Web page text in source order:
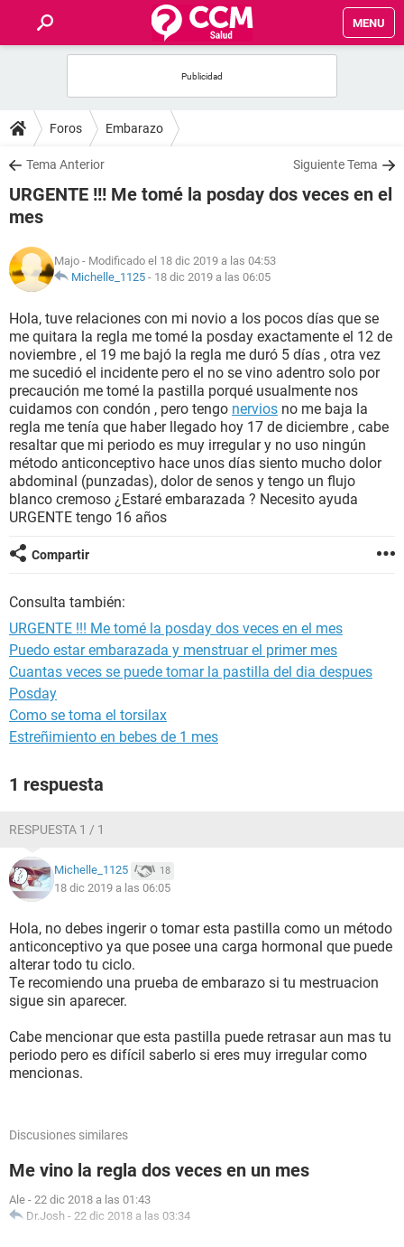
MENU
FOROS
SALUD
NUTRICIÓN
SEXUALIDAD
GLOSARIO
Foros Embarazo
Tema Anterior Siguiente Tema
URGENTE !!! Me tomé la posday dos veces en el
mes
Majo - Modificado el 18 dic 2019 a las 04:53
Michelle_1125 - 18 dic 2019 a las 06:05
Hola, tuve relaciones con mi novio a los pocos días que se
me quitara la regla me tomé la posday exactamente el 12 de
noviembre , el 19 me bajó la regla me duró 5 días , otra vez
me sucedió el incidente pero el no se vino adentro solo por
precaución me tomé la pastilla porqué usualmente nos
cuidamos con condón , pero tengo nervios no me baja la
regla me tenía que haber llegado hoy 17 de diciembre , cabe
resaltar que mi periodo es muy irregular y no uso ningún
método anticonceptivo hace unos días siento mucho dolor
abdominal (punzadas), dolor de senos y tengo un flujo
blanco cremoso ¿Estaré embarazada ? Necesito ayuda
URGENTE tengo 16 años
Compartir
Consulta también:
URGENTE !!! Me tomé la posday dos veces en el mes
Puedo estar embarazada y menstruar el primer mes
Cuantas veces se puede tomar la pastilla del dia despues
Posday
Como se toma el torsilax
Estreñimiento en bebes de 1 mes
1 respuesta
RESPUESTA 1 / 1
Michelle_1125 18
18 dic 2019 a las 06:05
Hola, no debes ingerir o tomar esta pastilla como un método
anticonceptivo ya que posee una carga hormonal que puede
alterar todo tu ciclo.
Te recomiendo una prueba de embarazo si tu mestruacion
sigue sin aparecer.
Cabe mencionar que esta pastilla puede retrasar aun mas tu
periodo pero es difícil saberlo si eres muy irregular como
mencionas.
Discusiones similares
Me vino la regla dos veces en un mes
Ale - 22 dic 2018 a las 01:43
Dr.Josh - 22 dic 2018 a las 03:34